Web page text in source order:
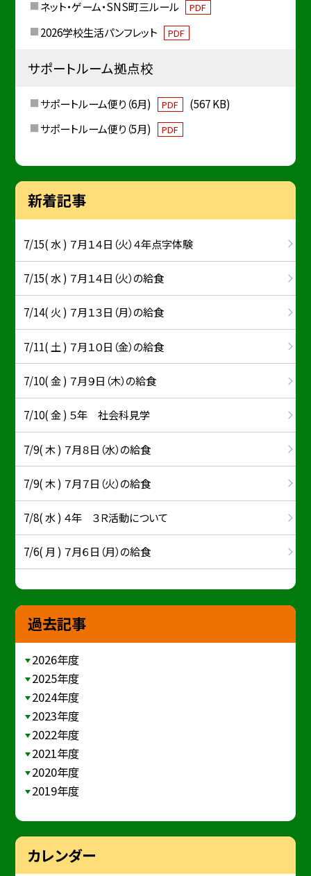
ネット・ゲーム・SNS町三ルール PDF
2026学校生活パンフレット PDF
サポートルーム拠点校
サポートルーム便り（6月) PDF
(567 KB)
サポートルーム便り（5月)
PDF
新着記事
7/15( 水 ) ７月１４日（火）４年点字体験
7/15( 水 ) ７月１４日（火）の給食
7/14( 火 ) ７月１３日（月）の給食
7/11( 土 ) ７月１０日（金）の給食
7/10( 金 ) ７月９日（木）の給食
7/10( 金 ) ５年 社会科見学
7/9( 木 ) ７月８日（水）の給食
7/9( 木 ) ７月７日（火）の給食
7/8( 水 ) ４年 ３Ｒ活動について
7/6( 月 ) ７月６日（月）の給食
過去記事
2026年度
2025年度
2024年度
2023年度
2022年度
2021年度
2020年度
2019年度
カレンダー